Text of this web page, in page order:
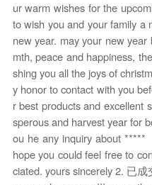
ur warm wishes for the
to wish you and your family a
new year. may your new
mth, peace and happiness,
shing you all the joys of
y honor to contact with you
r best products and excellent
sperous and harvest year for
ou he any inquiry about *****
hope you could feel free to
ciated. yours sincerely 2. 已